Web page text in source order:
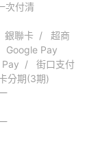
次付清
銀聯卡
超商
Google Pay
街口支付
分期(3期)